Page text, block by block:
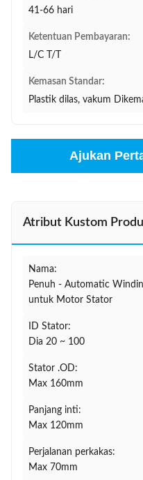
41-66 hari
Ketentuan Pembayaran:
L/C T/T
Kemasan Standar:
Plastik dilas, vakum
Ajukan
Atribut Kustom
Nama:
Penuh - Automatic
untuk Motor Stator
ID Stator:
Dia 20 ~ 100
Stator .OD:
Max 160mm
Panjang inti:
Max 120mm
Perjalanan perkakas:
Max 70mm